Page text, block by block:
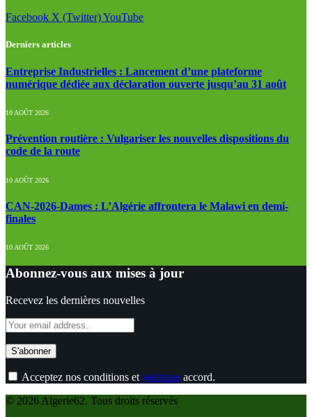
Facebook X (Twitter)YouTube
Derniers articles
Entreprise Industrielles : Lancement d’une plateforme
numérique dédiée aux déclaration ouverte jusqu’au 31 août
10 AOÛT 2026
Prévention routière : Vulgariser les nouvelles dispositions du
code de la route
10 AOÛT 2026
CAN-2026-Dames : L’Algérie affrontera le Malawi en demi-
finales
10 AOÛT 2026
Abonnez-vous aux mises à jour
Recevez les dernières nouvelles
Acceptez nos conditions et politique accord.
© 2026 Algerie62. Tous droits réservés